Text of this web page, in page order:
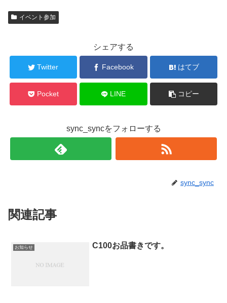
イベント参加
シェアする
Twitter Facebook はてブ
Pocket LINE コピー
sync_syncをフォローする
sync_sync
関連記事
お知らせ C100お品書きです。